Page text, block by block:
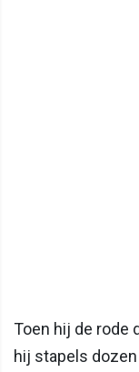
Toen hij de rode
hij stapels